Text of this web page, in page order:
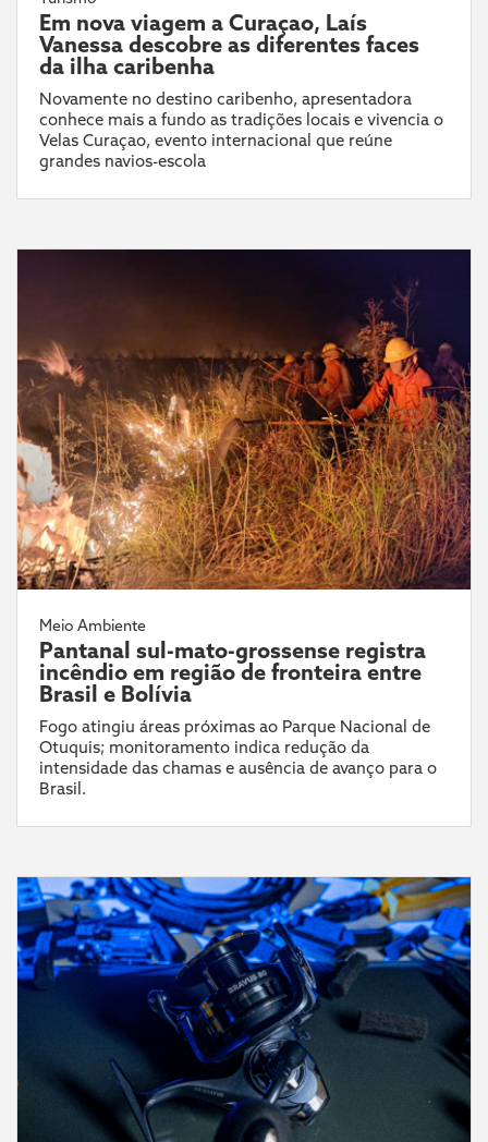
Em nova viagem a Curaçao, Laís
Vanessa descobre as diferentes faces
da ilha caribenha
Novamente no destino caribenho, apresentadora
conhece mais a fundo as tradições locais e vivencia o
Velas Curaçao, evento internacional que reúne
grandes navios-escola
Meio Ambiente
Pantanal sul-mato-grossense registra
incêndio em região de fronteira entre
Brasil e Bolívia
Fogo atingiu áreas próximas ao Parque Nacional de
Otuquis; monitoramento indica redução da
intensidade das chamas e ausência de avanço para o
Brasil.